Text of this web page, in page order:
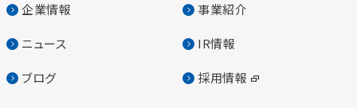
企業情報 事業紹介
ニュース IR情報
ブログ 採用情報